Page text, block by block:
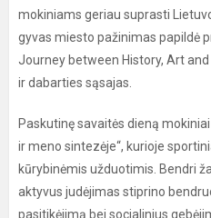
mokiniams geriau suprasti
gyvas miesto pažinimas papildė
Journey between History, Art
ir dabarties sąsajas.
Paskutinę savaitės dieną
ir meno sintezėje“, kurioje
kūrybinėmis užduotimis. Bendri
aktyvus judėjimas stiprino
pasitikėjimą bei socialinius